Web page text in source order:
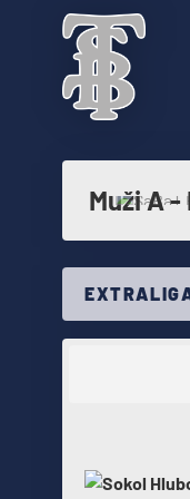
Muži A